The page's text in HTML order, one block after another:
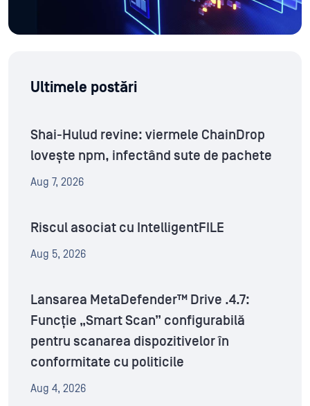
Ultimele postări
Shai-Hulud revine: viermele ChainDrop
lovește npm, infectând sute de pachete
Aug 7, 2026
Riscul asociat cu IntelligentFILE
Aug 5, 2026
Lansarea MetaDefender™ Drive .4.7:
Funcție „Smart Scan” configurabilă
pentru scanarea dispozitivelor în
conformitate cu politicile
Aug 4, 2026